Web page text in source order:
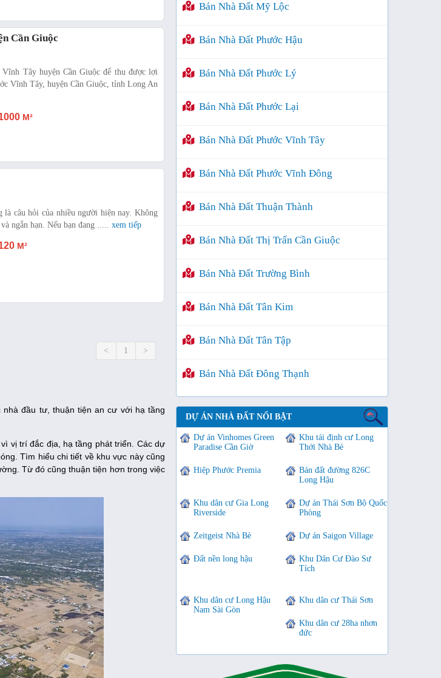
Cần Giuộc
Tây huyện Cần Giuộc để thu được lợi
Vĩnh Tây, huyện Cần Giuộc, tỉnh Long An
M²
câu hỏi của nhiều người hiện nay. Không
ngắn hạn. Nếu bạn đang ..... xem tiếp
M²
< 1 >
đầu tư, thuận tiện an cư với hạ tầng
vị trí đắc địa, hạ tầng phát triển. Các dự
Tìm hiểu chi tiết về khu vực này cũng
Từ đó cũng thuận tiện hơn trong việc
Bán Nhà Đất Mỹ Lộc
Bán Nhà Đất Phước Hậu
Bán Nhà Đất Phước Lý
Bán Nhà Đất Phước Lại
Bán Nhà Đất Phước Vĩnh Tây
Bán Nhà Đất Phước Vĩnh Đông
Bán Nhà Đất Thuận Thành
Bán Nhà Đất Thị Trấn Cần Giuộc
Bán Nhà Đất Trường Bình
Bán Nhà Đất Tân Kim
Bán Nhà Đất Tân Tập
Bán Nhà Đất Đông Thạnh
DỰ ÁN NHÀ ĐẤT NỔI BẬT
Dự án Vinhomes Green
Paradise Cần Giờ
Khu tái định cư Long
Thới Nhà Bè
Hiệp Phước Premia
Bán đất đường 826C
Long Hậu
Khu dân cư Gia Long
Riverside
Dự án Thái Sơn Bộ Quốc
Phòng
Zeitgeist Nhà Bè Dự án Saigon Village
Đất nền long hậu
Khu Dân Cư Đào Sư
Tích
Khu dân cư Long Hậu
Nam Sài Gòn
Khu dân cư Thái Sơn
Khu dân cư 28ha nhơn
đức